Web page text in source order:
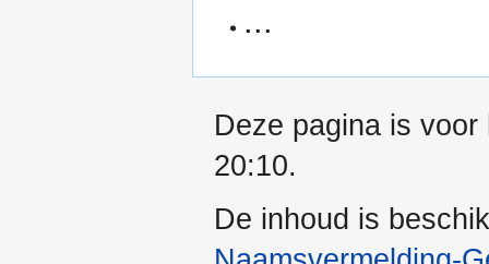
...
Deze pagina is
20:10.
De inhoud is